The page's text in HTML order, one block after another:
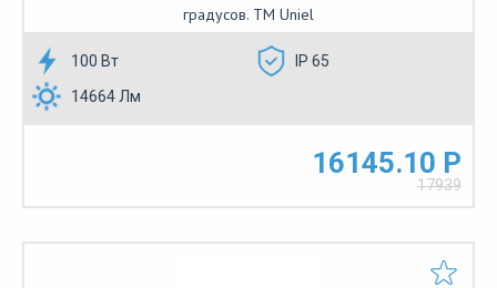
градусов. TM Uniel
100 Вт
IP 65
14664 Лм
16145.10 Р
17939